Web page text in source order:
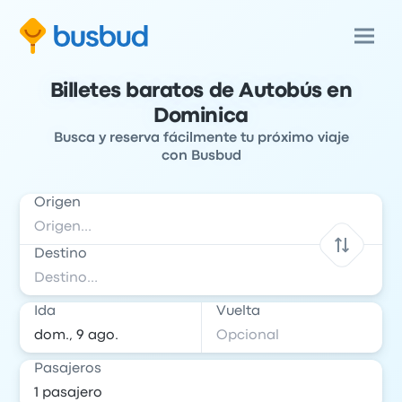
Billetes baratos de Autobús en
Dominica
Busca y reserva fácilmente tu próximo viaje
con Busbud
Origen
Destino
Ida Vuelta
Pasajeros